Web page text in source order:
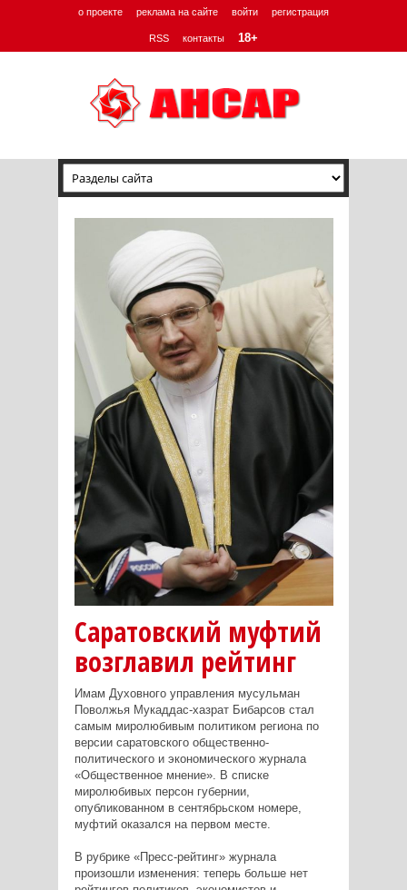
о проекте реклама на сайте войти регистрация
RSS контакты 18+
Саратовский муфтий
возглавил рейтинг
Имам Духовного управления мусульман
Поволжья Мукаддас-хазрат Бибарсов стал
самым миролюбивым политиком региона по
версии саратовского общественно-
политического и экономического журнала
«Общественное мнение». В списке
миролюбивых персон губернии,
опубликованном в сентябрьском номере,
муфтий оказался на первом месте.
В рубрике «Пресс-рейтинг» журнала
произошли изменения: теперь больше нет